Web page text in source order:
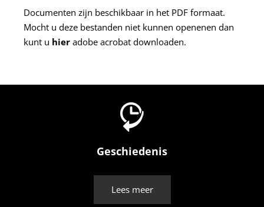
Documenten zijn beschikbaar in het PDF formaat.
Mocht u deze bestanden niet kunnen openenen dan
kunt u hier adobe acrobat downloaden.
Geschiedenis
Lees meer